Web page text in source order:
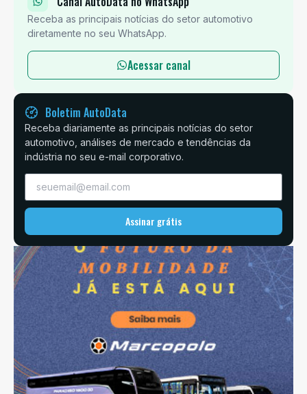
Receba as principais notícias do setor automotivo
diretamente no seu WhatsApp.
Acessar canal
Boletim AutoData
Receba diariamente as principais notícias do setor
automotivo, análises de mercado e tendências da
indústria no seu e-mail corporativo.
Assinar grátis